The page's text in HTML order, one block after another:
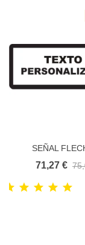
SEÑAL
71,27 €